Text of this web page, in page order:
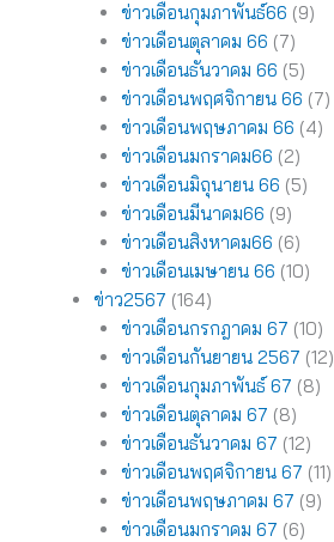
ข่าวเดือนกุมภาพันธ์66 (9)
ข่าวเดือนตุลาคม 66 (7)
ข่าวเดือนธันวาคม 66 (5)
ข่าวเดือนพฤศจิกายน 66 (7)
ข่าวเดือนพฤษภาคม 66 (4)
ข่าวเดือนมกราคม66 (2)
ข่าวเดือนมิถุนายน 66 (5)
ข่าวเดือนมีนาคม66 (9)
ข่าวเดือนสิงหาคม66 (6)
ข่าวเดือนเมษายน 66 (10)
ข่าว2567 (164)
ข่าวเดือนกรกฎาคม 67 (10)
ข่าวเดือนกันยายน 2567 (12)
ข่าวเดือนกุมภาพันธ์ 67 (8)
ข่าวเดือนตุลาคม 67 (8)
ข่าวเดือนธันวาคม 67 (12)
ข่าวเดือนพฤศจิกายน 67 (11)
ข่าวเดือนพฤษภาคม 67 (9)
ข่าวเดือนมกราคม 67 (6)